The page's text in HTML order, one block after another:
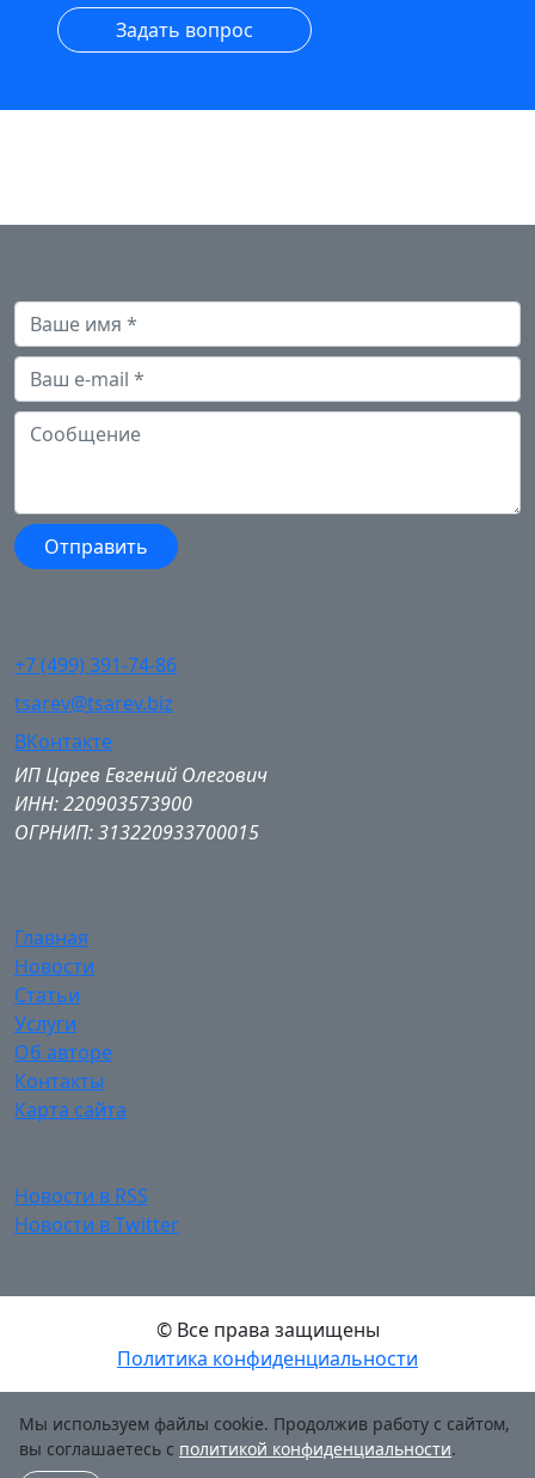
Задать вопрос
+7 (499) 391-74-86
tsarev@tsarev.biz
ВКонтакте
ИП Царев Евгений Олегович
ИНН: 220903573900
ОГРНИП: 313220933700015
Главная
Новости
Статьи
Услуги
Об авторе
Контакты
Карта сайта
Новости в RSS
Новости в Twitter
© Все права защищены
Политика конфиденциальности
Мы используем файлы cookie. Продолжив работу с сайтом,
вы соглашаетесь с политикой конфиденциальности.